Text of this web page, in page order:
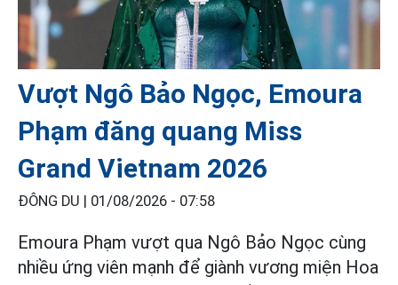
Vượt Ngô Bảo Ngọc, Emoura
Phạm đăng quang Miss
Grand Vietnam 2026
ĐÔNG DU | 01/08/2026 - 07:58
Emoura Phạm vượt qua Ngô Bảo Ngọc cùng
nhiều ứng viên mạnh để giành vương miện Hoa